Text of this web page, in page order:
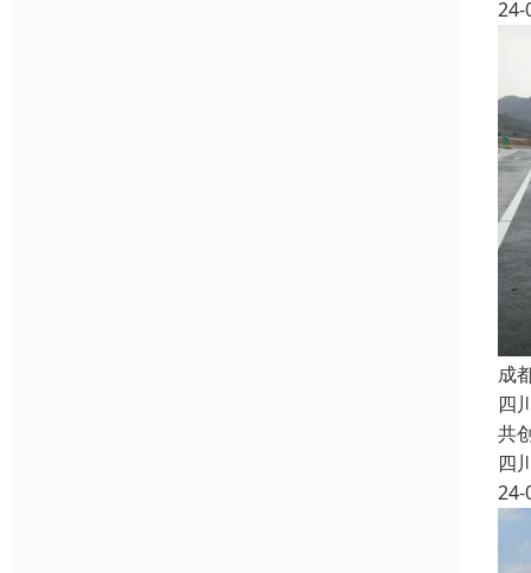
24-
成
四
共
四
24-